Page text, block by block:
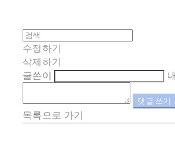
수정하기
삭제하기
글쓴이
댓글 쓰기
목록으로 가기